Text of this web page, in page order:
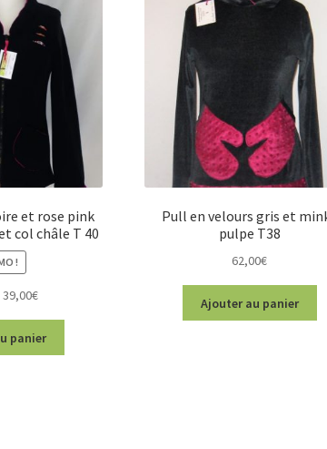
et rose pink
col châle T 40
!
Le
:
39,00€Le
actuel
est :
panier
Pull en velours gris et
pulpe T38
62,00€
Ajouter au panier